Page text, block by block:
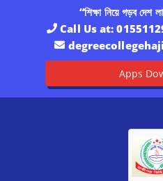
“শিক্ষা নিয়ে গড়ব দেশ
Call Us at:
Apps